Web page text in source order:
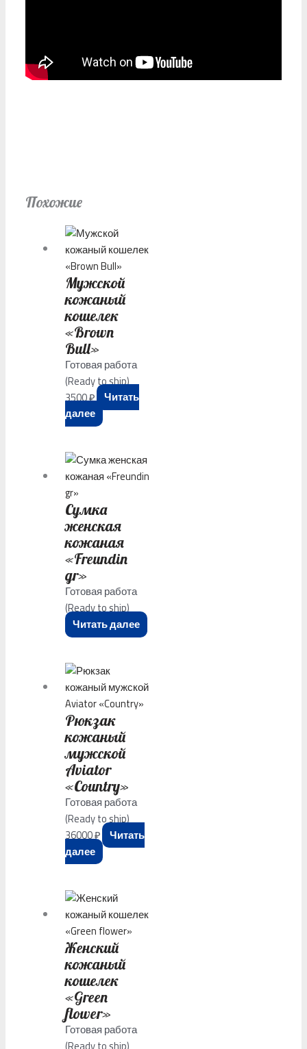
Похожие
Мужской
кожаный
кошелек
«Brown
Bull»
Готовая работа
(Ready to ship)
3500₽
Читать
далее
Сумка
женская
кожаная
«Freundin
gr»
Готовая работа
(Ready to ship)
Читать далее
Рюкзак
кожаный
мужской
Aviator
«Country»
Готовая работа
(Ready to ship)
36000₽
Читать
далее
Женский
кожаный
кошелек
«Green
flower»
Готовая работа